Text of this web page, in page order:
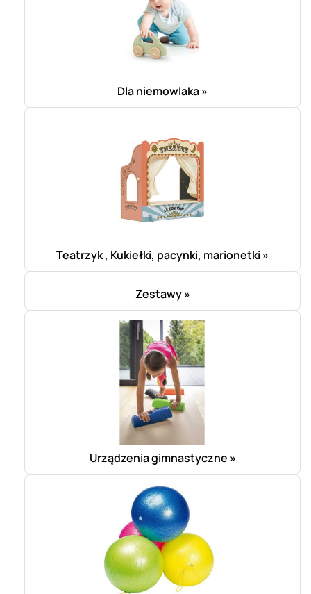
Dla niemowlaka »
Teatrzyk , Kukiełki, pacynki, marionetki »
Zestawy »
Urządzenia gimnastyczne »